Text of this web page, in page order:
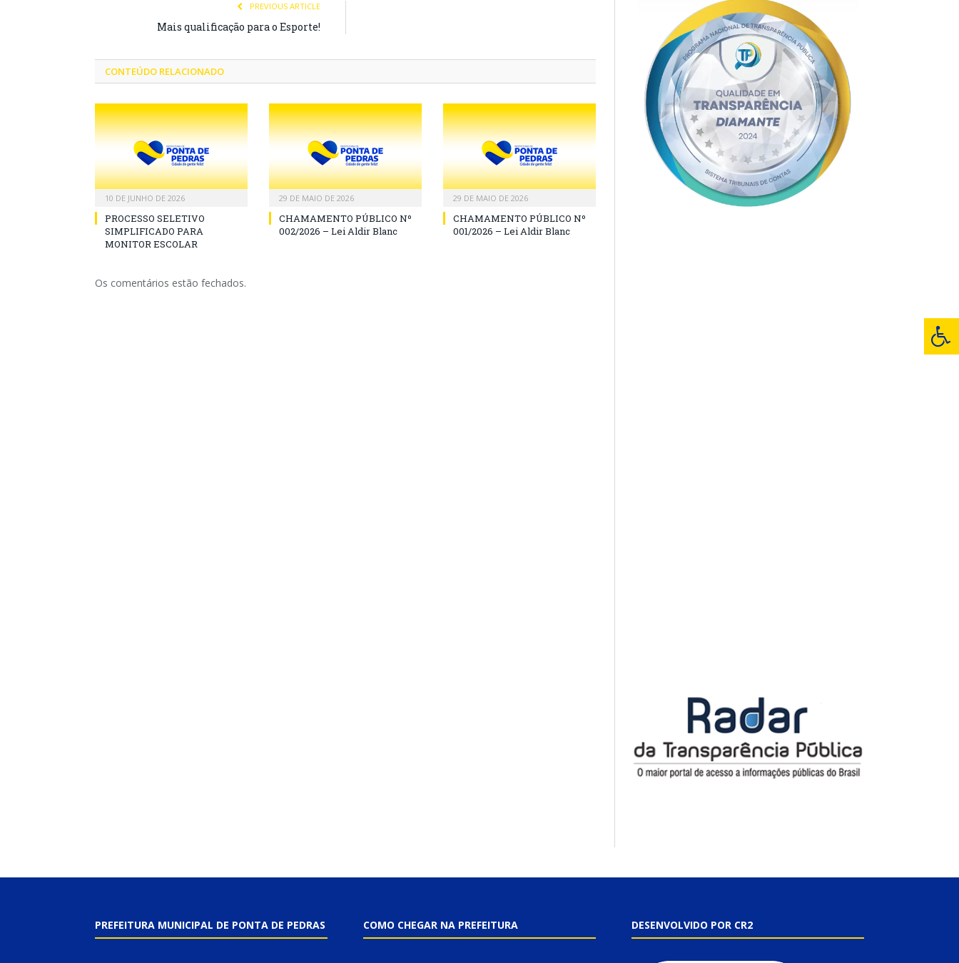
PREVIOUS ARTICLE
Mais qualificação para o Esporte!
CONTEÚDO RELACIONADO
10 DE JUNHO DE 2026
PROCESSO SELETIVO
SIMPLIFICADO PARA
MONITOR ESCOLAR
29 DE MAIO DE 2026
CHAMAMENTO PÚBLICO Nº
002/2026 – Lei Aldir Blanc
29 DE MAIO DE 2026
CHAMAMENTO PÚBLICO Nº
001/2026 – Lei Aldir Blanc
Os comentários estão fechados.
PREFEITURA MUNICIPAL DE PONTA DE PEDRAS COMO CHEGAR NA PREFEITURA DESENVOLVIDO POR CR2